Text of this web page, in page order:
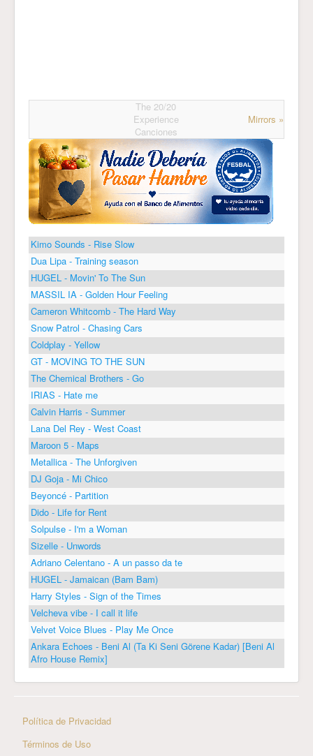
The 20/20
Experience
Canciones
Mirrors »
Kimo Sounds - Rise Slow
Dua Lipa - Training season
HUGEL - Movin' To The Sun
MASSIL IA - Golden Hour Feeling
Cameron Whitcomb - The Hard Way
Snow Patrol - Chasing Cars
Coldplay - Yellow
GT - MOVING TO THE SUN
The Chemical Brothers - Go
IRIAS - Hate me
Calvin Harris - Summer
Lana Del Rey - West Coast
Maroon 5 - Maps
Metallica - The Unforgiven
DJ Goja - Mi Chico
Beyoncé - Partition
Dido - Life for Rent
Solpulse - I'm a Woman
Sizelle - Unwords
Adriano Celentano - A un passo da te
HUGEL - Jamaican (Bam Bam)
Harry Styles - Sign of the Times
Velcheva vibe - I call it life
Velvet Voice Blues - Play Me Once
Ankara Echoes - Beni Al (Ta Ki Seni Görene Kadar) [Beni Al
Afro House Remix]
Política de Privacidad
Términos de Uso